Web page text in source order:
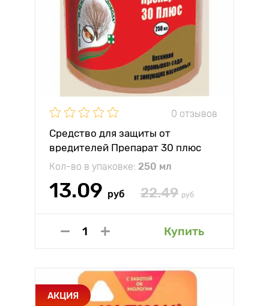
0 отзывов
Средство для защиты от
вредителей Препарат 30 плюс
Кол-во в упаковке: 250 мл
13.09 руб 22.49 руб
Купить
АКЦИЯ